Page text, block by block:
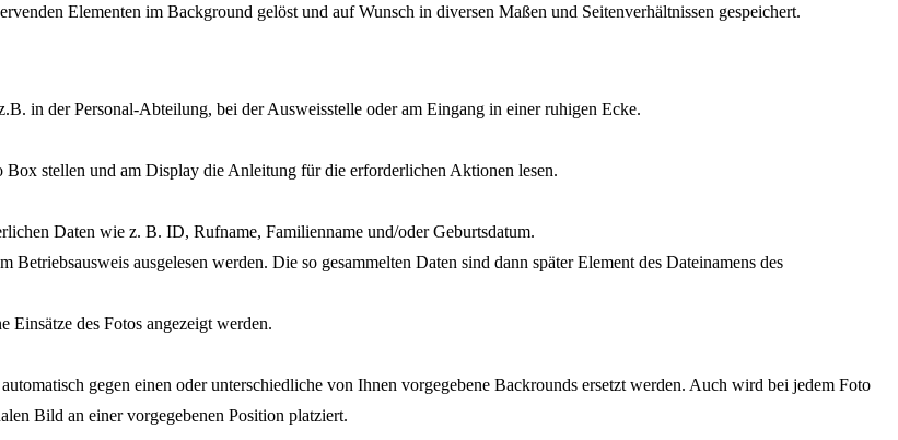
Elementen im Background gelöst und auf Wunsch in diversen Maßen und Seitenverhältnissen gespeichert.
in der Personal-Abteilung, bei der Ausweisstelle oder am Eingang in einer ruhigen Ecke.
stellen und am Display die Anleitung für die erforderlichen Aktionen lesen.
Daten wie z. B. ID, Rufname, Familienname und/oder Geburtsdatum.
ausgelesen werden. Die so gesammelten Daten sind dann später Element des Dateinamens des
Einsätze des Fotos angezeigt werden.
gegen einen oder unterschiedliche von Ihnen vorgegebene Backrounds ersetzt werden. Auch wird bei jedem Foto
Bild an einer vorgegebenen Position platziert.